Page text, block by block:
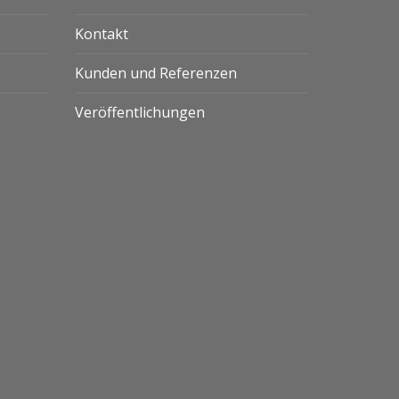
Kontakt
Kunden und Referenzen
Veröffentlichungen